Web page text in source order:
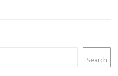
Search